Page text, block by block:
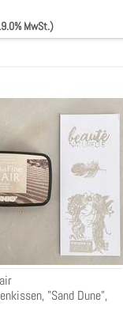
MwSt.)
"Sand Dune",